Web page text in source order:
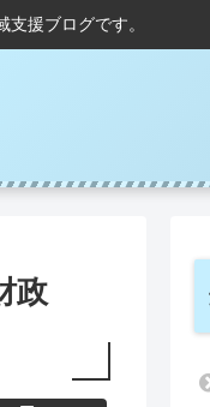
援ブログです。
政